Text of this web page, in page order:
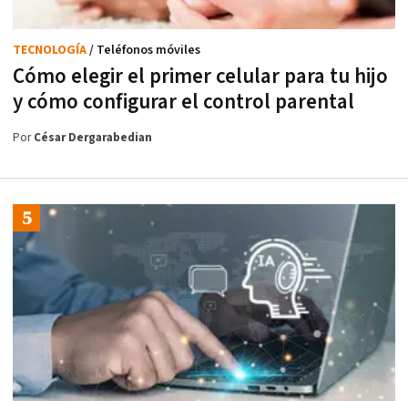
Cómo elegir el primer celular para tu hijo
y cómo configurar el control parental
TECNOLOGÍA/ Teléfonos móviles
PorCésar Dergarabedian